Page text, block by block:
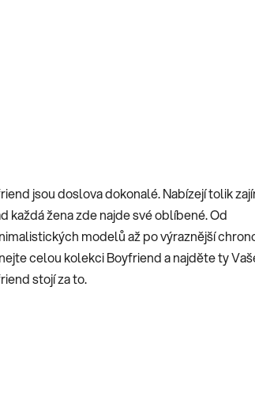
jsou doslova dokonalé. Nabízejí tolik
každá žena zde najde své oblíbené. Od
modelů až po výraznější
celou kolekci Boyfriend a najděte ty
stojí za to.